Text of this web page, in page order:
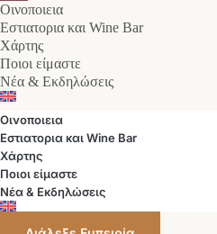
Οινοποιεια
Εστιατορια και Wine Bar
Χάρτης
Ποιοι είμαστε
Νέα & Εκδηλώσεις
Οινοποιεια
Εστιατορια και Wine Bar
Χάρτης
Ποιοι είμαστε
Νέα & Εκδηλώσεις